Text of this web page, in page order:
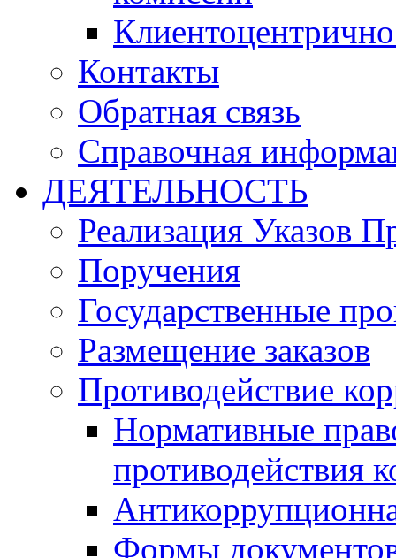
Контакты
Обратная связь
Справочная
ДЕЯТЕЛЬНОСТЬ
Реализация Указов
Поручения
Государственные
Размещение заказов
Противодействие
Нормативные
противодействия
Формы